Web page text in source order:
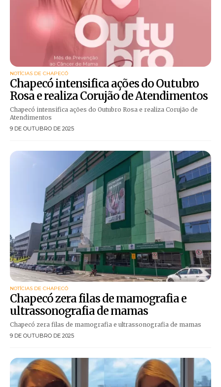
NOTÍCIAS DE CHAPECÓ
Chapecó intensifica ações do Outubro
Rosa e realiza Corujão de Atendimentos
Chapecó intensifica ações do Outubro Rosa e realiza Corujão de
Atendimentos
9 DE OUTUBRO DE 2025
NOTÍCIAS DE CHAPECÓ
Chapecó zera filas de mamografia e
ultrassonografia de mamas
Chapecó zera filas de mamografia e ultrassonografia de mamas
9 DE OUTUBRO DE 2025